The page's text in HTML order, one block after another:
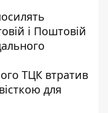
і Поштовій
ТЦК втратив
для